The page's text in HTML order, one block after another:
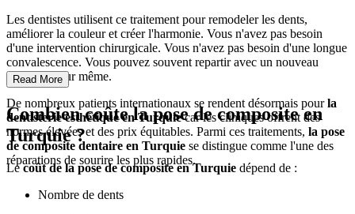
Les dentistes utilisent ce traitement pour remodeler les dents,
améliorer la couleur et créer l'harmonie. Vous n'avez pas besoin
d'une intervention chirurgicale. Vous n'avez pas besoin d'une longue
convalescence. Vous pouvez souvent repartir avec un nouveau
sourire le jour même.
De nombreux patients internationaux se rendent désormais pourla
dentisterie esthétique en Turquiecar les cliniques offrent des
normes élevées et des prix équitables. Parmi ces traitements, la pose
de composite dentaire en Turquie se distingue comme l'une des
réparations de sourire les plus rapides.
Read More
Combien coûte la pose de composite en
Turquie ?
Lecoût de la pose de composite en Turquie dépend de :
Nombre de dents